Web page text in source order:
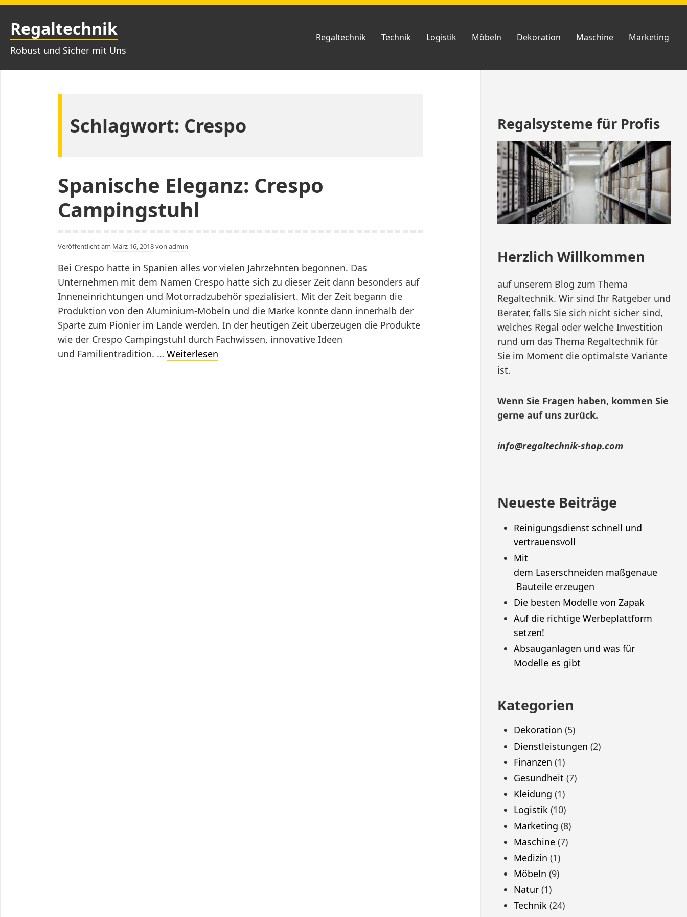
Zum
Inhalt
springen
Regaltechnik
Robust und Sicher mit Uns
Regaltechnik Technik Logistik Möbeln Dekoration Maschine Marketing
Schlagwort: Crespo
Spanische Eleganz: Crespo
Campingstuhl
Veröffentlicht am März 16, 2018von admin
Bei Crespo hatte in Spanien alles vor vielen Jahrzehnten begonnen. Das
Unternehmen mit dem Namen Crespo hatte sich zu dieser Zeit dann besonders auf
Inneneinrichtungen und Motorradzubehör spezialisiert. Mit der Zeit begann die
Produktion von den Aluminium-Möbeln und die Marke konnte dann innerhalb der
Sparte zum Pionier im Lande werden. In der heutigen Zeit überzeugen die Produkte
wie der Crespo Campingstuhl durch Fachwissen, innovative Ideen
und Familientradition. … Weiterlesen
Footer
Regalsysteme für Profis
Herzlich Willkommen
auf unserem Blog zum Thema
Regaltechnik. Wir sind Ihr Ratgeber und
Berater, falls Sie sich nicht sicher sind,
welches Regal oder welche Investition
rund um das Thema Regaltechnik für
Sie im Moment die optimalste Variante
ist.
Wenn Sie Fragen haben, kommen Sie
gerne auf uns zurück.
info@regaltechnik-shop.com
Neueste Beiträge
Reinigungsdienst schnell und
vertrauensvoll
Mit
dem Laserschneiden maßgenaue
Bauteile erzeugen
Die besten Modelle von Zapak
Auf die richtige Werbeplattform
setzen!
Absauganlagen und was für
Modelle es gibt
Kategorien
Dekoration (5)
Dienstleistungen (2)
Finanzen (1)
Gesundheit (7)
Kleidung (1)
Logistik(10)
Marketing (8)
Maschine(7)
Medizin (1)
Möbeln (9)
Natur(1)
Technik(24)